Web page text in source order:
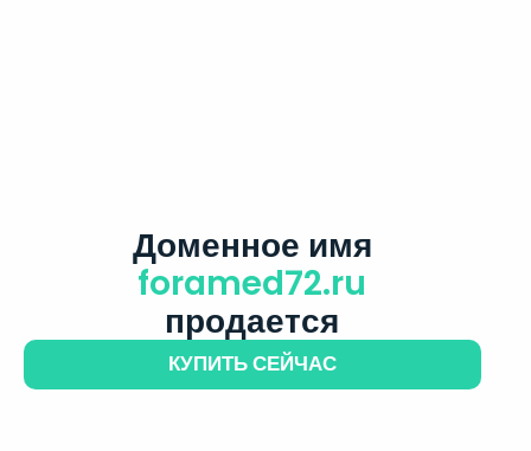
Доменное имя
foramed72.ru
продается
КУПИТЬ СЕЙЧАС